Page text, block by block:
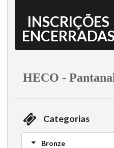
INSCRIÇÕES
ENCERRADAS
HECO -
Categorias
Bronze